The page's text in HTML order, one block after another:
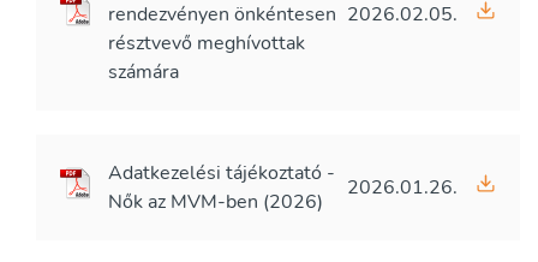
rendezvényen önkéntesen
résztvevő meghívottak
számára
2026.02.05.
Adatkezelési tájékoztató -
Nők az MVM-ben (2026)
2026.01.26.